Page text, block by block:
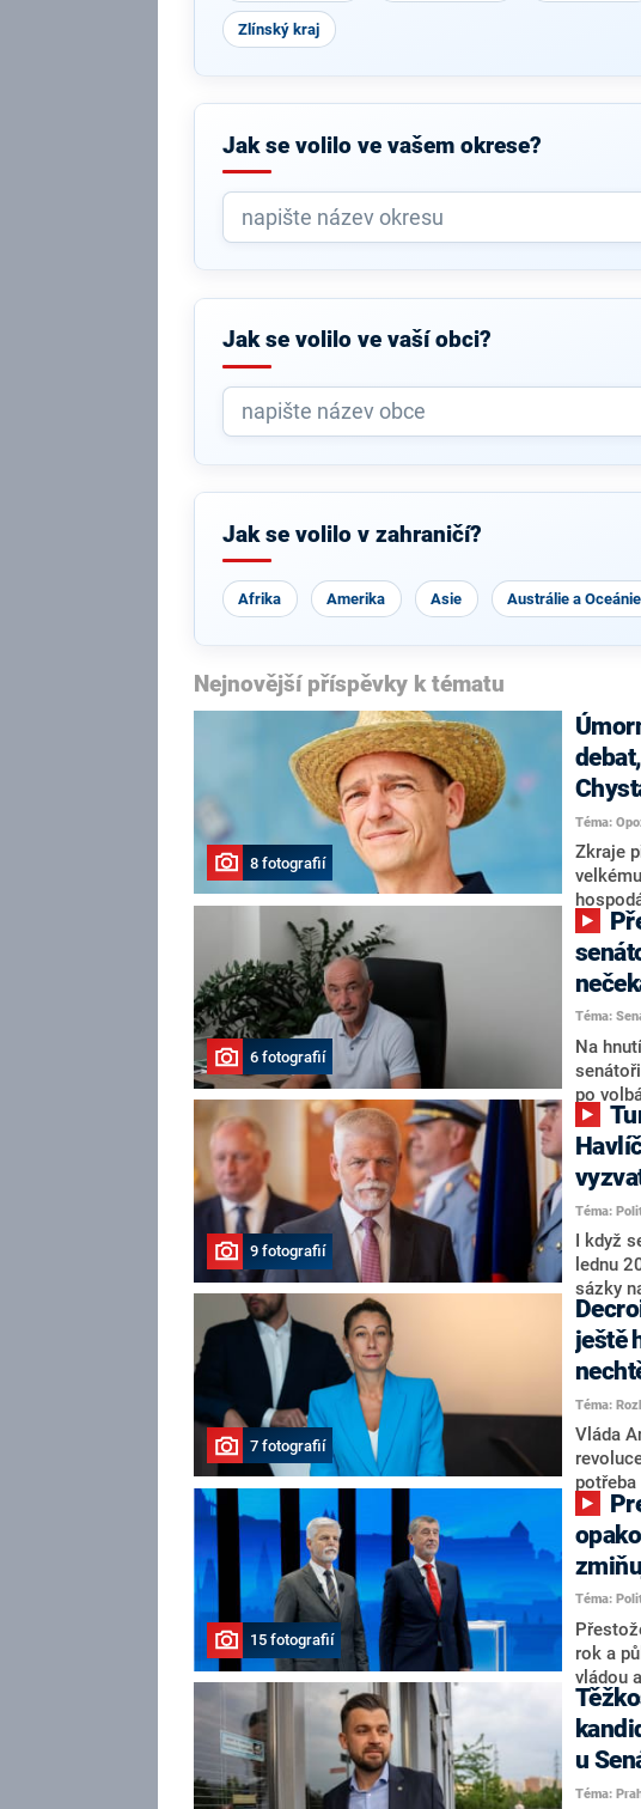
Zlínský kraj
Jak se volilo ve vašem okrese?
Jak se volilo ve vaší obci?
Jak se volilo v zahraničí?
Afrika Amerika Asie Austrálie a Oceánie
Nejnovější příspěvky k tématu
8 fotografií
Téma:
Zkraje
nový
aktivitu
úmorná
námi
svoje
NEWS.
6 fotografií
Téma:
Na
po
NEWS
Martin
Zdeněk
9 fotografií
Téma:
I když
lednu
sázky
hlava
zmiňují
o
značně
nemá
7 fotografií
ještě
Téma:
Vláda
Tejce
práva
adresu
vrátila
hnutí
15 fotografií
Téma:
rok a
vládou
tom,
jméno
bude
u
Téma: